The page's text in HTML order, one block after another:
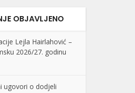
OBJAVLJENO
Lejla Hairlahović –
2026/27. godinu
ugovori o dodjeli